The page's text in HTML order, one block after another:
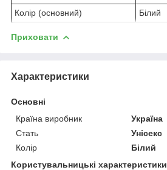
Колір (основний)
Білий
Приховати
Характеристики
Основні
Країна виробник
Україна
Стать
Унісекс
Колір
Білий
Користувальницькі характеристики